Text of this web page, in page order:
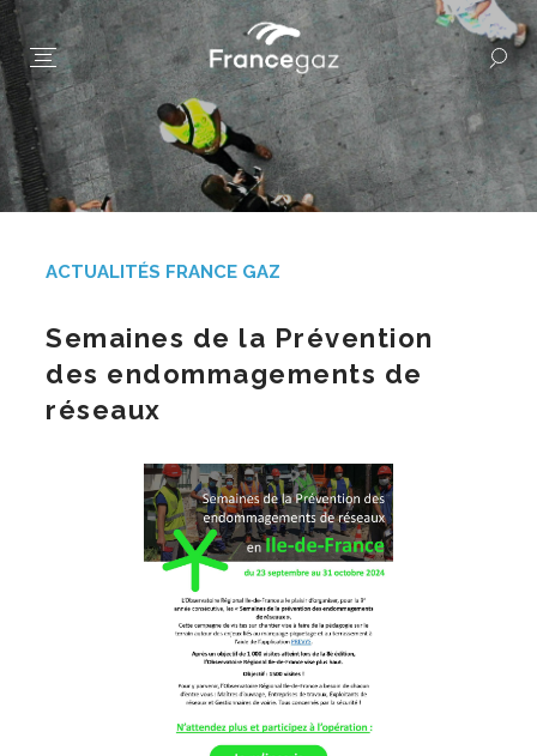
ACTUALITÉS FRANCE GAZ
Semaines de la Prévention
des endommagements de
réseaux